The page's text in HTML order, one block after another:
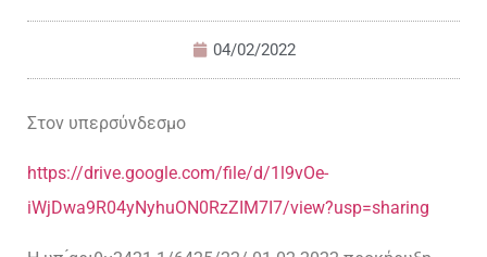
04/02/2022
Στον υπερσύνδεσμο
https://drive.google.com/file/d/1l9vOe-
iWjDwa9R04yNyhuON0RzZIM7I7/view?usp=sharing